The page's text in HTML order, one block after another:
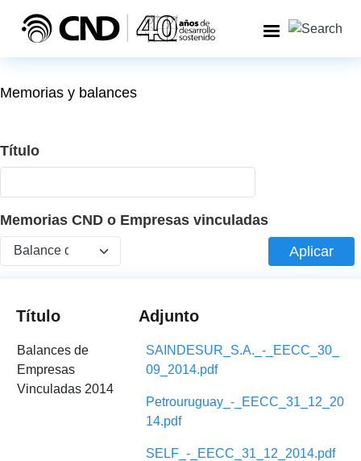
Memorias y balances
Título
Memorias CND o Empresas vinculadas
Aplicar
Título Adjunto
Balances de
Empresas
Vinculadas 2014
SAINDESUR_S.A._-_EECC_30_
09_2014.pdf
Petrouruguay_-_EECC_31_12_20
14.pdf
SELF_-_EECC_31_12_2014.pdf